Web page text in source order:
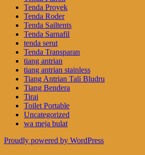
Tenda Proyek
Tenda Roder
Tenda Sailtents
Tenda Sarnafil
tenda serut
Tenda Transparan
tiang antrian
tiang antrian stainless
Tiang Antrian Tali Bludru
Tiang Bendera
Tirai
Toilet Portable
Uncategorized
wa meja bulat
Proudly powered by WordPress